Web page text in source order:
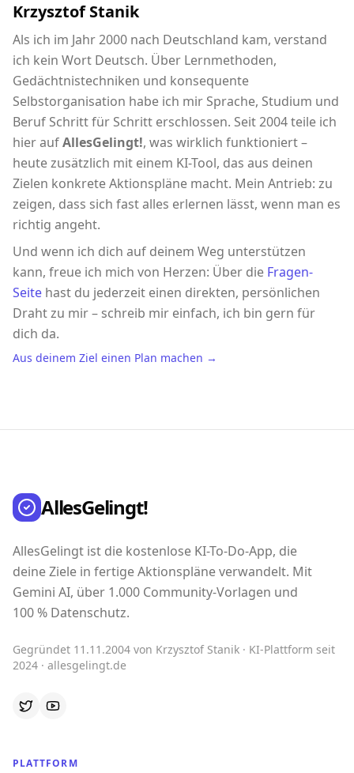
Krzysztof Stanik
Als ich im Jahr 2000 nach Deutschland kam, verstand
ich kein Wort Deutsch. Über Lernmethoden,
Gedächtnistechniken und konsequente
Selbstorganisation habe ich mir Sprache, Studium und
Beruf Schritt für Schritt erschlossen. Seit 2004 teile ich
hier aufAllesGelingt!, was wirklich funktioniert –
heute zusätzlich mit einem KI-Tool, das aus deinen
Zielen konkrete Aktionspläne macht. Mein Antrieb: zu
zeigen, dass sich fast alles erlernen lässt, wenn man es
richtig angeht.
Und wenn ich dich auf deinem Weg unterstützen
kann, freue ich mich von Herzen: Über die Fragen-
Seite hast du jederzeit einen direkten, persönlichen
Draht zu mir – schreib mir einfach, ich bin gern für
dich da.
Aus deinem Ziel einen Plan machen →
AllesGelingt!
AllesGelingt ist die kostenlose KI-To-Do-App, die
deine Ziele in fertige Aktionspläne verwandelt. Mit
Gemini AI, über 1.000 Community-Vorlagen und
100 % Datenschutz.
Gegründet 11.11.2004 von Krzysztof Stanik · KI-Plattform seit
2024 · allesgelingt.de
PLATTFORM